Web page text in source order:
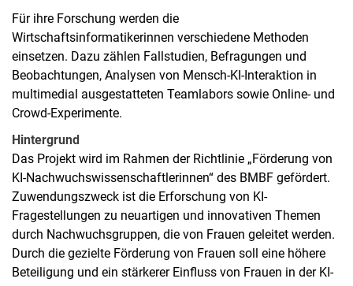
Für ihre Forschung werden die
Wirtschaftsinformatikerinnen verschiedene Methoden
einsetzen. Dazu zählen Fallstudien, Befragungen und
Beobachtungen, Analysen von Mensch-KI-Interaktion in
multimedial ausgestatteten Teamlabors sowie Online- und
Crowd-Experimente.
Hintergrund
Das Projekt wird im Rahmen der Richtlinie „Förderung von
KI-Nachwuchswissenschaftlerinnen“ des BMBF gefördert.
Zuwendungszweck ist die Erforschung von KI-
Fragestellungen zu neuartigen und innovativen Themen
durch Nachwuchsgruppen, die von Frauen geleitet werden.
Durch die gezielte Förderung von Frauen soll eine höhere
Beteiligung und ein stärkerer Einfluss von Frauen in der KI-